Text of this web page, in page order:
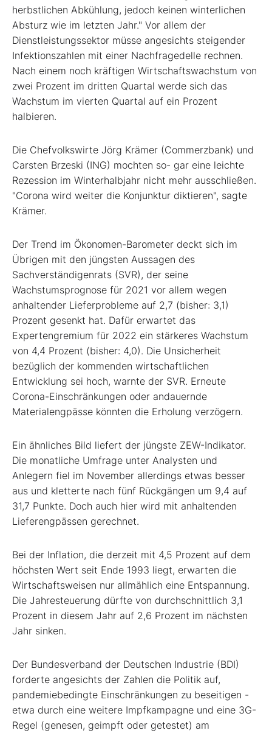
herbstlichen Abkühlung, jedoch keinen winterlichen
Absturz wie im letzten Jahr." Vor allem der
Dienstleistungssektor müsse angesichts steigender
Infektionszahlen mit einer Nachfragedelle rechnen.
Nach einem noch kräftigen Wirtschaftswachstum von
zwei Prozent im dritten Quartal werde sich das
Wachstum im vierten Quartal auf ein Prozent
halbieren.
Die Chefvolkswirte Jörg Krämer (Commerzbank) und
Carsten Brzeski (ING) mochten so- gar eine leichte
Rezession im Winterhalbjahr nicht mehr ausschließen.
"Corona wird weiter die Konjunktur diktieren", sagte
Krämer.
Der Trend im Ökonomen-Barometer deckt sich im
Übrigen mit den jüngsten Aussagen des
Sachverständigenrats (SVR), der seine
Wachstumsprognose für 2021 vor allem wegen
anhaltender Lieferprobleme auf 2,7 (bisher: 3,1)
Prozent gesenkt hat. Dafür erwartet das
Expertengremium für 2022 ein stärkeres Wachstum
von 4,4 Prozent (bisher: 4,0). Die Unsicherheit
bezüglich der kommenden wirtschaftlichen
Entwicklung sei hoch, warnte der SVR. Erneute
Corona-Einschränkungen oder andauernde
Materialengpässe könnten die Erholung verzögern.
Ein ähnliches Bild liefert der jüngste ZEW-Indikator.
Die monatliche Umfrage unter Analysten und
Anlegern fiel im November allerdings etwas besser
aus und kletterte nach fünf Rückgängen um 9,4 auf
31,7 Punkte. Doch auch hier wird mit anhaltenden
Lieferengpässen gerechnet.
Bei der Inflation, die derzeit mit 4,5 Prozent auf dem
höchsten Wert seit Ende 1993 liegt, erwarten die
Wirtschaftsweisen nur allmählich eine Entspannung.
Die Jahresteuerung dürfte von durchschnittlich 3,1
Prozent in diesem Jahr auf 2,6 Prozent im nächsten
Jahr sinken.
Der Bundesverband der Deutschen Industrie (BDI)
forderte angesichts der Zahlen die Politik auf,
pandemiebedingte Einschränkungen zu beseitigen -
etwa durch eine weitere Impfkampagne und eine 3G-
Regel (genesen, geimpft oder getestet) am